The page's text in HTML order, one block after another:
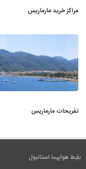
مراکز خرید مارماریس
تفریحات مارماریس
بلیط هواپیما استانبول